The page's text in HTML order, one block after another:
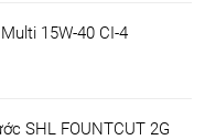
15W-40 CI-4
SHL FOUNTCUT 2G